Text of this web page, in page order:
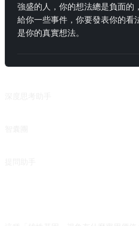
強盛的人，你的想法總是負面的
給你一些事件，你要發表你的看
是你的真實想法。